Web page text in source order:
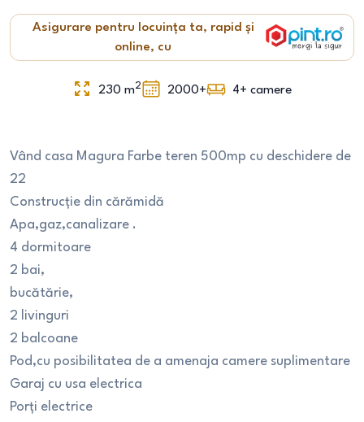
Asigurare pentru locuința ta, rapid și
online, cu
230 m2 2000+ 4+ camere
Vând casa Magura Farbe teren 500mp cu deschidere de
22
Construcție din cărămidă
Apa,gaz,canalizare .
4 dormitoare
2 bai,
bucătărie,
2 livinguri
2 balcoane
Pod,cu posibilitatea de a amenaja camere suplimentare
Garaj cu usa electrica
Porți electrice